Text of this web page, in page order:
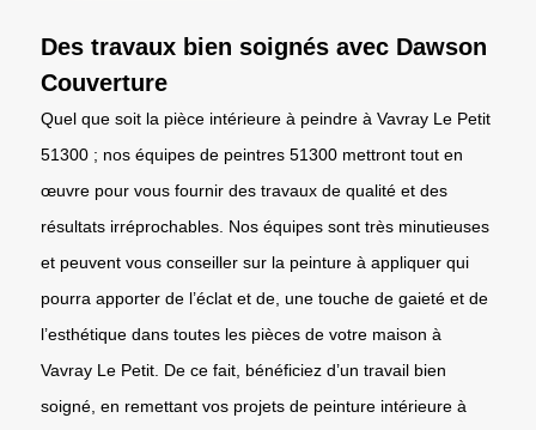
Des travaux bien soignés avec Dawson
Couverture
Quel que soit la pièce intérieure à peindre à Vavray Le Petit
51300 ; nos équipes de peintres 51300 mettront tout en
œuvre pour vous fournir des travaux de qualité et des
résultats irréprochables. Nos équipes sont très minutieuses
et peuvent vous conseiller sur la peinture à appliquer qui
pourra apporter de l’éclat et de, une touche de gaieté et de
l’esthétique dans toutes les pièces de votre maison à
Vavray Le Petit. De ce fait, bénéficiez d’un travail bien
soigné, en remettant vos projets de peinture intérieure à